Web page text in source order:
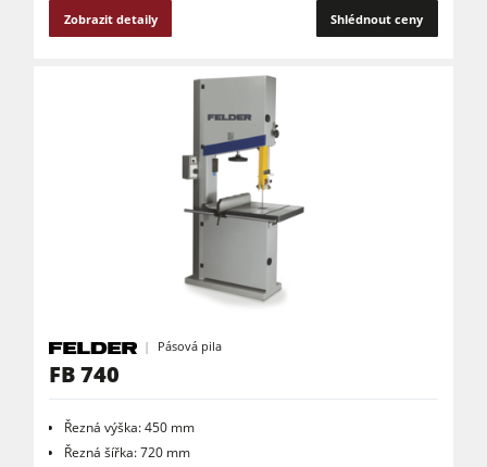
Zobrazit detaily Shlédnout ceny
Pásová pila
FB 740
Řezná výška: 450 mm
Řezná šířka: 720 mm